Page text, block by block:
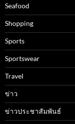
Seafood
Shopping
Sports
Sportswear
Travel
ข่าว
ข่าวประชาสัมพันธ์